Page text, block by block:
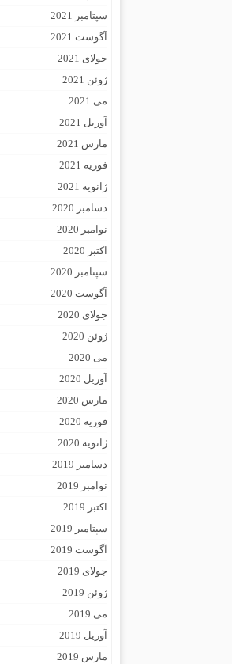
سپتامبر 2021
آگوست 2021
جولای 2021
ژوئن 2021
می 2021
آوریل 2021
مارس 2021
فوریه 2021
ژانویه 2021
دسامبر 2020
نوامبر 2020
اکتبر 2020
سپتامبر 2020
آگوست 2020
جولای 2020
ژوئن 2020
می 2020
آوریل 2020
مارس 2020
فوریه 2020
ژانویه 2020
دسامبر 2019
نوامبر 2019
اکتبر 2019
سپتامبر 2019
آگوست 2019
جولای 2019
ژوئن 2019
می 2019
آوریل 2019
مارس 2019